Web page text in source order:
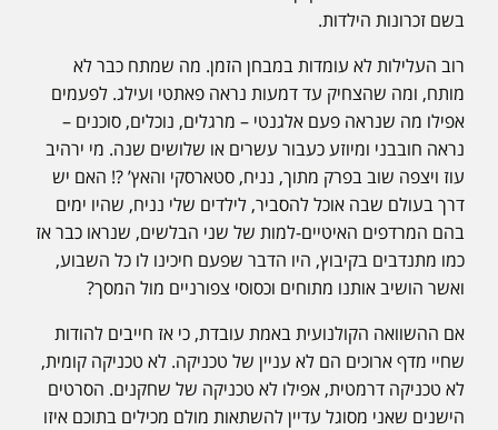
בשם זכרונות הילדות.
רוב העלילות לא עומדות במבחן הזמן. מה שמתח כבר לא
מותח, ומה שהצחיק עד דמעות נראה פאתטי ועילג. לפעמים
אפילו מה שנראה פעם אלגנטי – מרגלים, נוכלים, סוכנים –
נראה חובבני ומיוזע כעבור עשרים או שלושים שנה. מי ירהיב
עוז ויצפה שוב בפרק מתוך, נניח, סטארסקי והאץ’ ?! האם יש
דרך בעולם שבה אוכל להסביר, לילדים שלי נניח, שהיו ימים
בהם המרדפים האיטיים-למות של שני הבלשים, שנראו כבר אז
כמו מתנדבים בקיבוץ, היו הדבר שפעם חיכינו לו כל השבוע,
ואשר הושיב אותנו מתוחים וכסוסי צפורניים מול המסך?
אם ההשוואה הקולנועית באמת עובדת, כי אז חייבים להודות
שחיי מדף ארוכים הם לא עניין של טכניקה. לא טכניקה קומית,
לא טכניקה דרמטית, אפילו לא טכניקה של שחקנים. הסרטים
הישנים שאני מסוגל עדיין להשתאות מולם מכילים בתוכם איזו